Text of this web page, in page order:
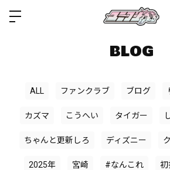
BLOG
ALL ファンクラブ ブログ
カズマ こうへい タイガー
ちゃんと更新しろ ディズニー
2025年 宮崎 #なんこれ 初